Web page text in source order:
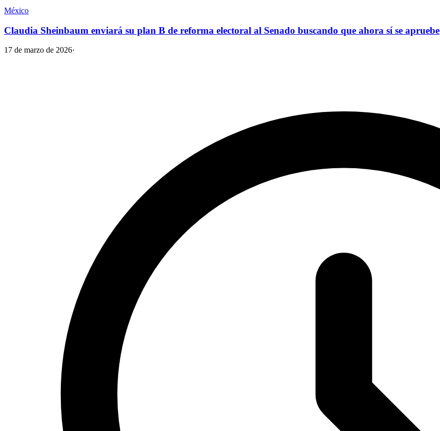
México
Claudia Sheinbaum enviará su plan B de reforma electoral al Senado buscando que ahora sí se apruebe
17 de marzo de 2026·